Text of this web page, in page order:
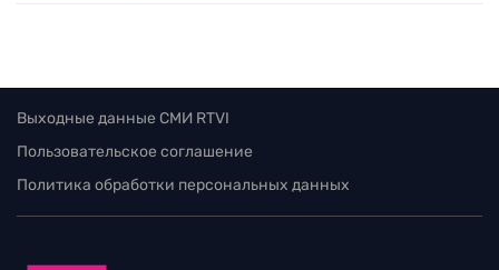
Выходные данные СМИ RTVI
Пользовательское соглашение
Политика обработки персональных данных